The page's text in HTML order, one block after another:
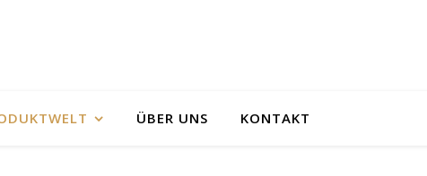
ÜBER UNS KONTAKT